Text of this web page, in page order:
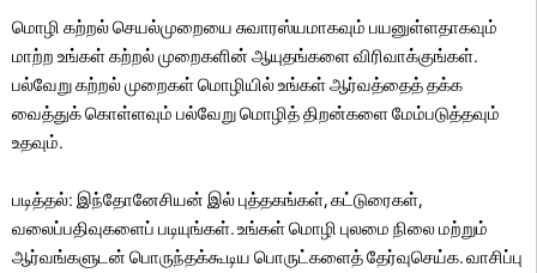
மொழி கற்றல் செயல்முறையை சுவாரஸ்யமாகவும் பயனுள்ளதாகவும்
மாற்ற உங்கள் கற்றல் முறைகளின் ஆயுதங்களை விரிவாக்குங்கள்.
பல்வேறு கற்றல் முறைகள் மொழியில் உங்கள் ஆர்வத்தைத் தக்க
வைத்துக் கொள்ளவும் பல்வேறு மொழித் திறன்களை மேம்படுத்தவும்
உதவும்.
படித்தல்: இந்தோனேசியன் இல் புத்தகங்கள், கட்டுரைகள்,
வலைப்பதிவுகளைப் படியுங்கள். உங்கள் மொழி புலமை நிலை மற்றும்
ஆர்வங்களுடன் பொருந்தக்கூடிய பொருட்களைத் தேர்வுசெய்க. வாசிப்பு